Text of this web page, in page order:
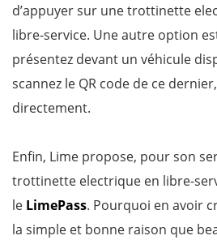
d’appuyer sur une trottinette
libre-service. Une autre option
présentez devant un véhicule
scannez le QR code de ce
directement.
Enfin, Lime propose, pour son
trottinette electrique en libre-
le LimePass. Pourquoi en avoir
la simple et bonne raison que